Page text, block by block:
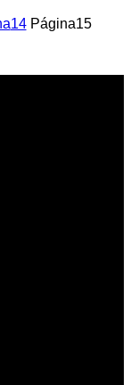
14 Página15